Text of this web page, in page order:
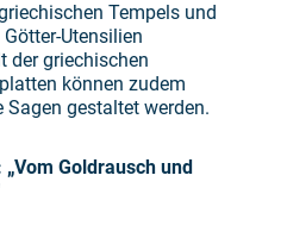
Tempels und
Utensilien
der griechischen
können zudem
gestaltet werden.
Goldrausch und